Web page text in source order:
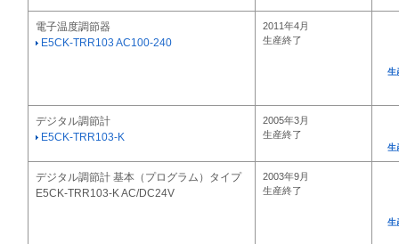
電子温度調節器
E5CK-TRR103 AC100-240
2011年4月
生産終了
生
デジタル調節計
E5CK-TRR103-K
2005年3月
生産終了
生
デジタル調節計 基本（プログラム）タイプ
E5CK-TRR103-K AC/DC24V
2003年9月
生産終了
生